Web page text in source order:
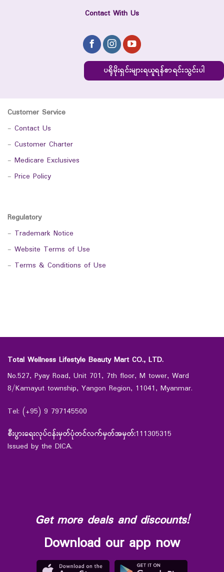
Contact With Us
ပရိုမိုးရှင်းများရယူရန်စာရင်းသွင်းပါ
Customer Service
- Contact Us
- Customer Charter
- Medicare Exclusives
- Price Policy
Regulatory
- Trademark Notice
- Website Terms of Use
- Terms & Conditions of Use
Total Wellness Lifestyle Beauty Mart CO., LTD.
No.527, Pyay Road, Unit 701, 7th floor, M tower, Ward
8/Kamayut township, Yangon Region, 11041, Myanmar.
Tel: (+95) 9 797145500
စီးပွားရေးလုပ်ငန်းမှတ်ပုံတင်လက်မှတ်အမှတ်:111305315
Issued by the DICA.
Get more deals and discounts!
Download our app now